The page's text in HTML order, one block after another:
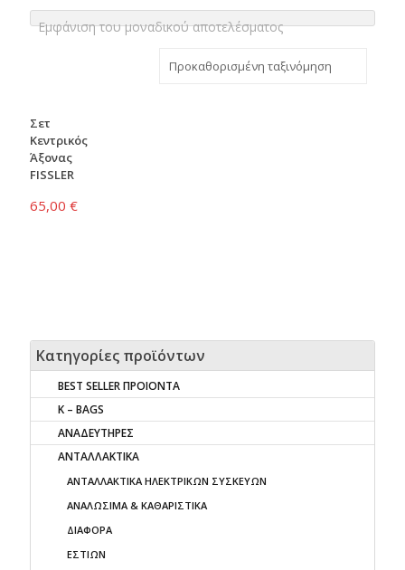
Εμφάνιση του μοναδικού αποτελέσματος
Σετ
Κεντρικός
Άξονας
FISSLER
65,00 €
Κατηγορίες προϊόντων
BEST SELLER ΠΡΟΙΟΝΤΑ
K – BAGS
ΑΝΑΔΕΥΤΗΡΕΣ
ΑΝΤΑΛΛΑΚΤΙΚΑ
AΝΤΑΛΛΑΚΤΙΚΑ ΗΛΕΚΤΡΙΚΩΝ ΣΥΣΚΕΥΩΝ
ΑΝΑΛΩΣΙΜΑ & ΚΑΘΑΡΙΣΤΙΚΑ
ΔΙΑΦΟΡΑ
ΕΣΤΙΩΝ